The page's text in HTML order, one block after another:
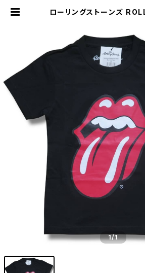
ローリングストーンズ
ツ バンドTシャツ 黒 ブラ
native_tokyo
1/1